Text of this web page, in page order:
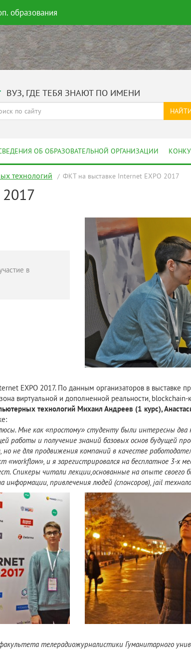
образования
ВУЗ, ГДЕ ТЕБЯ ЗНАЮТ ПО ИМЕНИ
ОБ ОБРАЗОВАТЕЛЬНОЙ ОРГАНИЗАЦИИ
технологий ФКТ на выставке Internet EXPO 2017
в
EXPO 2017. По данным организаторов в выставке
виртуальной и дополненной реальности,
технологий Михаил Андреев (1 курс),
Мне как «простому» студенту были интересны два
работы и получение знаний базовых основ будущей
не для продвижения компаний в качестве
и я зарегистрировался на бесплатное 3-х
Спикеры читали лекции,основанные на опыте своего
информации, привлечения людей (спонсоров), jail
телерадиожурналистики Гуманитарного